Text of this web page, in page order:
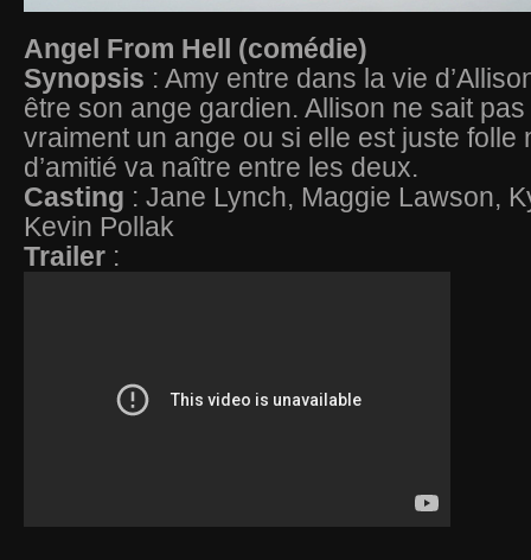
Angel From Hell (comédie)
Synopsis : Amy entre dans la vie
être son ange gardien. Allison ne sait
vraiment un ange ou si elle est juste folle
d’amitié va naître entre les deux.
Casting : Jane Lynch, Maggie Lawson,
Kevin Pollak
Trailer :